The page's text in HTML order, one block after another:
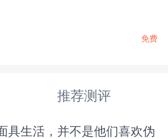
免费
推荐测评
具生活，并不是他们喜欢伪